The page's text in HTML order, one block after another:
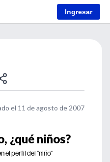
Ingresar
el 11 de agosto de 2007
¿qué niños?
el perfil del "niño"